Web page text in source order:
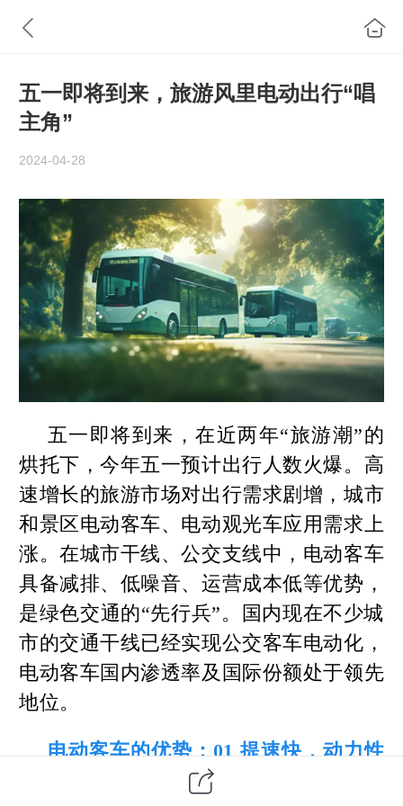
五一即将到来，旅游风里电动出行“唱
主角”
2024-04-28
五一即将到来，在近两年“旅游潮”的
烘托下，今年五一预计出行人数火爆。高
速增长的旅游市场对出行需求剧增，城市
和景区电动客车、电动观光车应用需求上
涨。在城市干线、公交支线中，电动客车
具备减排、低噪音、运营成本低等优势，
是绿色交通的“先行兵”。国内现在不少城
市的交通干线已经实现公交客车电动化，
电动客车国内渗透率及国际份额处于领先
地位。
电动客车的优势：01 提速快，动力性
能好；02 噪音低，驾乘舒适；03 能耗